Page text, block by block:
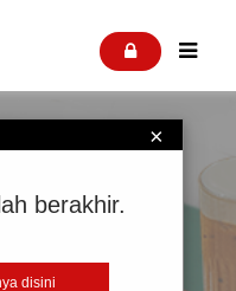
 
×
berakhir.
disini